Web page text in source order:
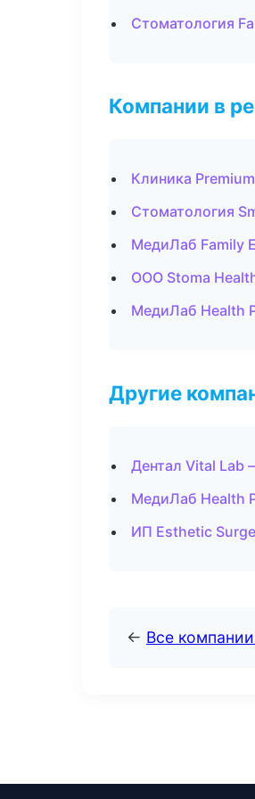
Стоматология
Компании в
Клиника
Стоматология
МедиЛаб Family
ООО Stoma
МедиЛаб Health
Другие
Дентал Vital Lab
МедиЛаб Health
ИП Esthetic
← Все